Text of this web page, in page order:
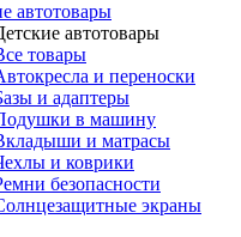
автотовары
автотовары
товары
и переноски
и адаптеры
в машину
и матрасы
и коврики
безопасности
экраны